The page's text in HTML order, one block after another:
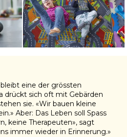
eine der grössten
drückt sich oft mit Gebärden
sie. «Wir bauen kleine
Aber: Das Leben soll Spass
keine Therapeuten», sagt
immer wieder in Erinnerung.»